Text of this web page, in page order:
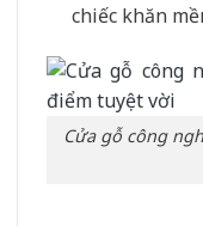
chiếc khăn
Cửa gỗ công